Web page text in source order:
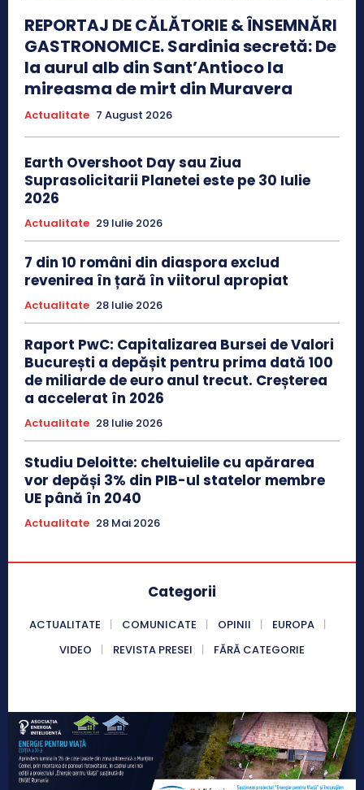
REPORTAJ DE CĂLĂTORIE & ÎNSEMNĂRI
GASTRONOMICE. Sardinia secretă: De
la aurul alb din Sant’Antioco la
mireasma de mirt din Muravera
Actualitate 7 August 2026
Earth Overshoot Day sau Ziua
Suprasolicitarii Planetei este pe 30 Iulie
2026
Actualitate 29 Iulie 2026
7 din 10 români din diaspora exclud
revenirea în țară în viitorul apropiat
Actualitate 28 Iulie 2026
Raport PwC: Capitalizarea Bursei de Valori
București a depășit pentru prima dată 100
de miliarde de euro anul trecut. Creșterea
a accelerat în 2026
Actualitate 28 Iulie 2026
Studiu Deloitte: cheltuielile cu apărarea
vor depăși 3% din PIB-ul statelor membre
UE până în 2040
Actualitate 28 Mai 2026
Categorii
ACTUALITATE COMUNICATE OPINII
EUROPA
VIDEO
REVISTA PRESEI FĂRĂ CATEGORIE